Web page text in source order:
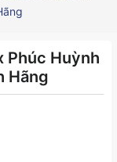
Phúc Huỳnh
Hãng